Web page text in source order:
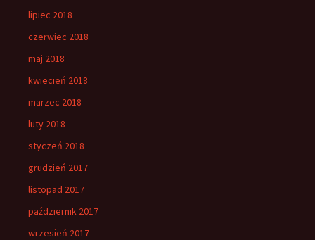
lipiec 2018
czerwiec 2018
maj 2018
kwiecień 2018
marzec 2018
luty 2018
styczeń 2018
grudzień 2017
listopad 2017
październik 2017
wrzesień 2017